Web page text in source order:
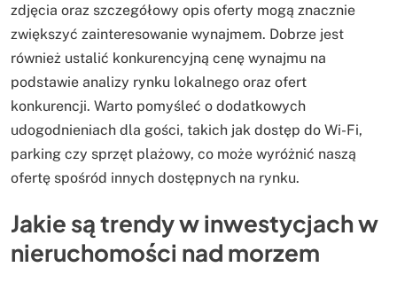
zdjęcia oraz szczegółowy opis oferty mogą znacznie
zwiększyć zainteresowanie wynajmem. Dobrze jest
również ustalić konkurencyjną cenę wynajmu na
podstawie analizy rynku lokalnego oraz ofert
konkurencji. Warto pomyśleć o dodatkowych
udogodnieniach dla gości, takich jak dostęp do Wi-Fi,
parking czy sprzęt plażowy, co może wyróżnić naszą
ofertę spośród innych dostępnych na rynku.
Jakie są trendy w inwestycjach w
nieruchomości nad morzem